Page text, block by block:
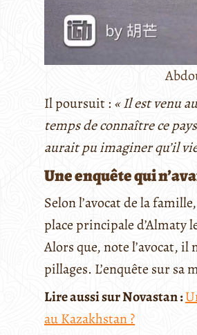
Il poursuit : « Il est venu
temps de connaître ce
aurait pu imaginer qu’il
Une enquête qui
Selon l’avocat de la
place principale d’Almaty
Alors que, note l’avocat,
pillages. L’enquête sur sa
Lire aussi sur Novastan :
au Kazakhstan ?